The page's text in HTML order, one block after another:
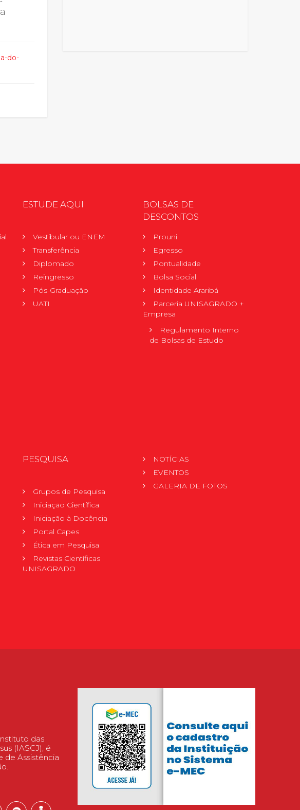
do-
ESTUDE AQUI
Vestibular ou ENEM
Transferência
Diplomado
Reingresso
Pós-Graduação
UATI
BOLSAS DE
DESCONTOS
Prouni
Egresso
Pontualidade
Bolsa Social
Identidade Araribá
Parceria UNISAGRADO +
Empresa
Regulamento Interno
de Bolsas de Estudo
PESQUISA
Grupos de Pesquisa
Iniciação Científica
Iniciação à Docência
Portal Capes
Ética em Pesquisa
Revistas Científicas
UNISAGRADO
NOTÍCIAS
EVENTOS
GALERIA DE FOTOS
das
(IASCJ), é
Assistência